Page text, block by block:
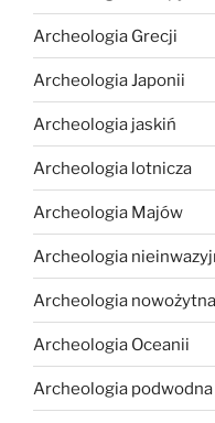
Archeologia Grecji
Archeologia Japonii
Archeologia jaskiń
Archeologia lotnicza
Archeologia Majów
Archeologia
Archeologia nowożytna
Archeologia Oceanii
Archeologia podwodna